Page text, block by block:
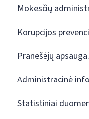
Mokesčių
Korupcijos
Pranešėjų
Administracinė
Statistiniai